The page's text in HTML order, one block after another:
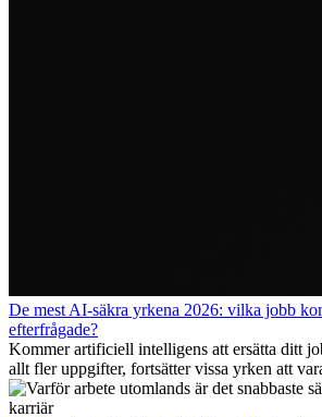
De mest AI-säkra yrkena 2026: vilka jobb
efterfrågade?
Kommer artificiell intelligens att ersätta ditt
allt fler uppgifter, fortsätter vissa yrken att
även 2026. I den här artikeln går vi igenom
vara mest framtidssäkra, vilka kompetenser